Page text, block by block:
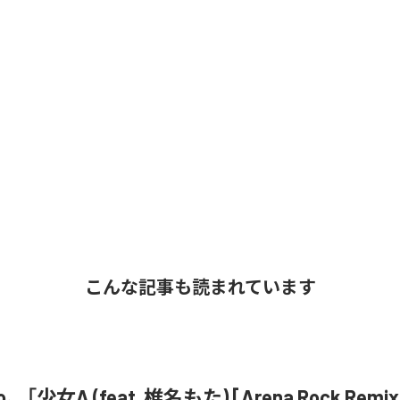
こんな記事も読まれています